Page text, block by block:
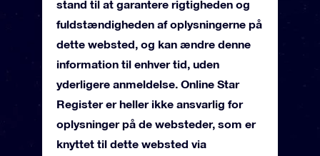
stand til at garantere rigtigheden og
fuldstændigheden af oplysningerne på
dette websted, og kan ændre denne
information til enhver tid, uden
yderligere anmeldelse. Online Star
Register er heller ikke ansvarlig for
oplysninger på de websteder, som er
knyttet til dette websted via